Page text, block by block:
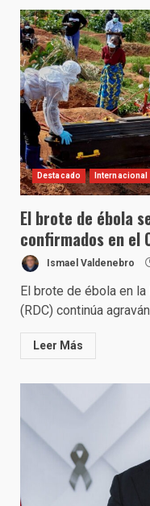
Destacado Internacional
El brote de ébola
confirmados en el
Ismael Valdenebro
El brote de ébola en
(RDC) continúa
Leer Más